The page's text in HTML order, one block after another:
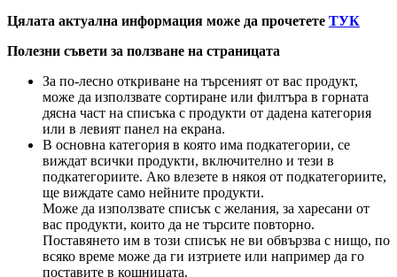
Цялата актуална информация може да прочетете ТУК
Полезни съвети за ползване на страницата
За по-лесно откриване на търсеният от вас продукт,
може да използвате сортиране или филтъра в горната
дясна част на списъка с продукти от дадена категория
или в левият панел на екрана.
В основна категория в която има подкатегории, се
виждат всички продукти, включително и тези в
подкатегориите. Ако влезете в някоя от подкатегориите,
ще виждате само нейните продукти.
Може да използвате списък с желания, за харесани от
вас продукти, които да не търсите повторно.
Поставянето им в този списък не ви обвързва с нищо, по
всяко време може да ги изтриете или например да го
поставите в кошницата.